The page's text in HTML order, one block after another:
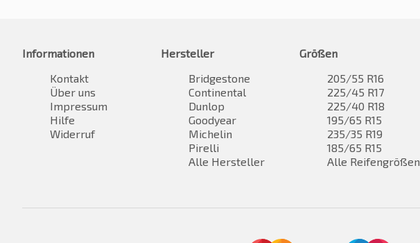
Informationen
Kontakt
Über uns
Impressum
Hilfe
Widerruf
Hersteller
Bridgestone
Continental
Dunlop
Goodyear
Michelin
Pirelli
Alle Hersteller
Größen
205/55 R16
225/45 R17
225/40 R18
195/65 R15
235/35 R19
185/65 R15
Alle Reifengrößen